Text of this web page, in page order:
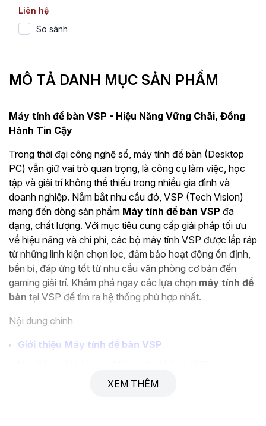
(Core i5-12400)
Liên hệ
So sánh
MÔ TẢ DANH MỤC SẢN PHẨM
Máy tính để bàn VSP - Hiệu Năng Vững Chãi, Đồng
Hành Tin Cậy
Trong thời đại công nghệ số, máy tính để bàn (Desktop
PC) vẫn giữ vai trò quan trọng, là công cụ làm việc, học
tập và giải trí không thể thiếu trong nhiều gia đình và
doanh nghiệp. Nắm bắt nhu cầu đó, VSP (Tech Vision)
mang đến dòng sản phẩm Máy tính để bàn VSP đa
dạng, chất lượng. Với mục tiêu cung cấp giải pháp tối ưu
về hiệu năng và chi phí, các bộ máy tính VSP được lắp ráp
từ những linh kiện chọn lọc, đảm bảo hoạt động ổn định,
bền bỉ, đáp ứng tốt từ nhu cầu văn phòng cơ bản đến
gaming giải trí. Khám phá ngay các lựa chọn máy tính để
bàn tại VSP để tìm ra hệ thống phù hợp nhất.
Nội dung chính
Giới thiệu Máy tính để bàn VSP
Phân loại Máy tính để bàn VSP theo nhu cầu
XEM THÊM